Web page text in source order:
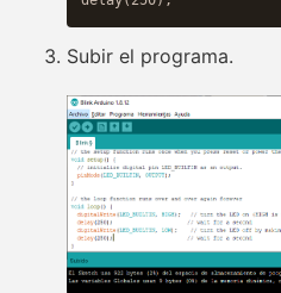
Subir el programa.